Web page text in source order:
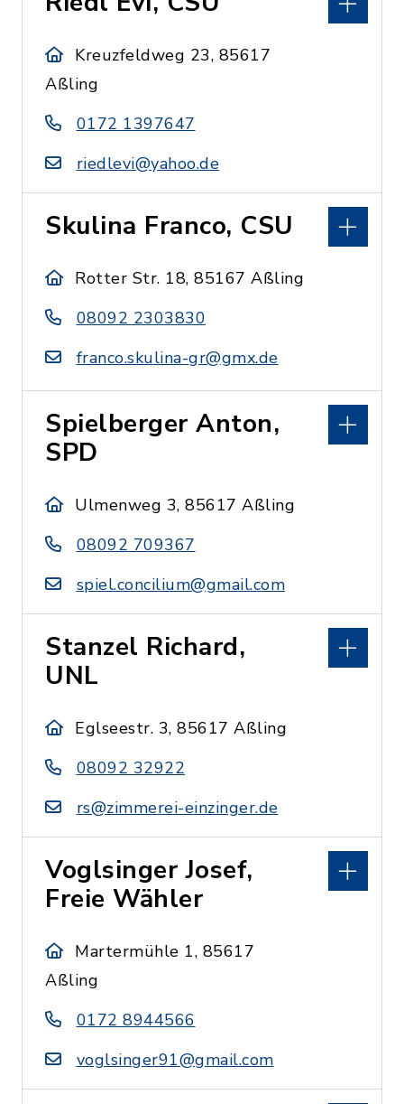
Kreuzfeldweg 23, 85617
Aßling
0172 1397647
riedlevi@yahoo.de
Skulina Franco, CSU
Rotter Str. 18, 85167 Aßling
08092 2303830
franco.skulina-gr@gmx.de
Spielberger Anton,
SPD
Ulmenweg 3, 85617 Aßling
08092 709367
spiel.concilium@gmail.com
Stanzel Richard,
UNL
Eglseestr. 3, 85617 Aßling
08092 32922
rs@zimmerei-einzinger.de
Voglsinger Josef,
Freie Wähler
Martermühle 1, 85617
Aßling
0172 8944566
voglsinger91@gmail.com